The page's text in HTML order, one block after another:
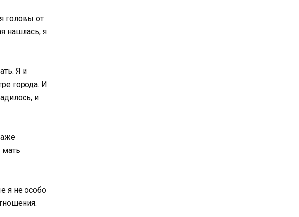
головы от
нашлась, я
Я и
города. И
и
я не особо